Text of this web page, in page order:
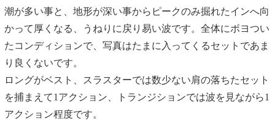
潮が多い事と、地形が深い事からピークのみ掘れたインへ向
かって厚くなる、うねりに戻り易い波です。全体にボヨつい
たコンディションで、写真はたまに入ってくるセットであま
り良くないです。
ロングがベスト、スラスターでは数少ない肩の落ちたセット
を捕まえて1アクション、トランジションでは波を見ながら1
アクション程度です。